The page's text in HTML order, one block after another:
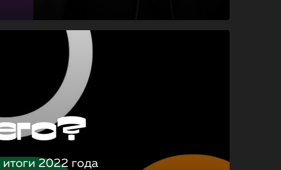
2022 года